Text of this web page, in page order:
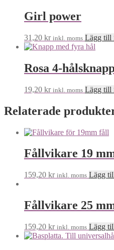
Girl power
31,20 kr inkl. moms Lägg till
Rosa 4-
19,20 kr inkl. moms Lägg till
Relaterade
Fållvikare 19
159,20 kr inkl. moms Lägg
Fållvikare 25
159,20 kr inkl. moms Lägg